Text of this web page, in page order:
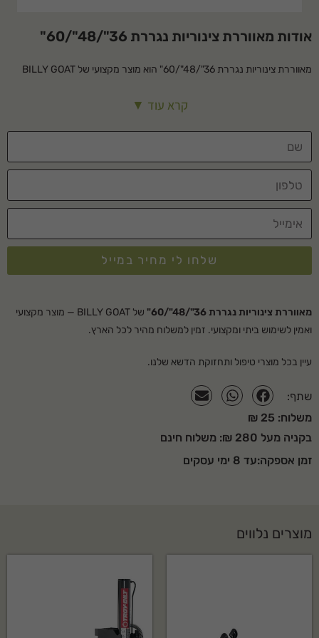
אודות מאווררת צינוריות נגררת 36"/48"/60"
מאווררת צינוריות נגררת 36"/48"/60" הוא מוצר מקצועי של BILLY GOAT
רוחב אוורור 94 ס"מ- 152 ס"מ
מרווח בין החורים
16,000 מ"ר לשעה
קוטר צינוריות 3/4 פתוח דגם תופי
הנעה נגרר או 3 נקודות
טרקטור גורר
מיסבים בגלגלים
גוף המאווררת
קוטר גלגלים
סופר לנג בע"מ מציעה מגוון רחב של כלי גינון וציוד מקצועי עם אחריות יצרן
מלאה, שירות לאחר מכירה ותמיכה טכנית בעברית. משלוח מהיר לכל הארץ.
קרא עוד ▼
שלחו לי מחיר במייל
מאווררת צינוריות נגררת 36"/48"/60"
של BILLY GOAT — מוצר מקצועי
ואמין לשימוש ביתי ומקצועי. זמין למשלוח מהיר לכל הארץ.
עיין בכל מוצרי טיפול ותחזוקת הדשא שלנו.
שתף:
משלוח: 25 ₪
בקניה מעל 280 ₪: משלוח חינם
זמן אספקה:עד 8 ימי עסקים
מוצרים נלווים